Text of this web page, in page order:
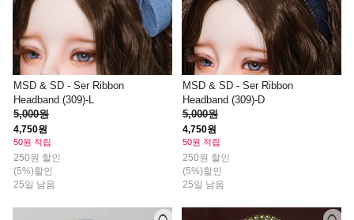
MSD & SD - Ser Ribbon
Headband (309)-L
5,000원
4,750원
50원 적립
250원 할인
(5%)할인
25일 남음
MSD & SD - Ser Ribbon
Headband (309)-D
5,000원
4,750원
50원 적립
250원 할인
(5%)할인
25일 남음